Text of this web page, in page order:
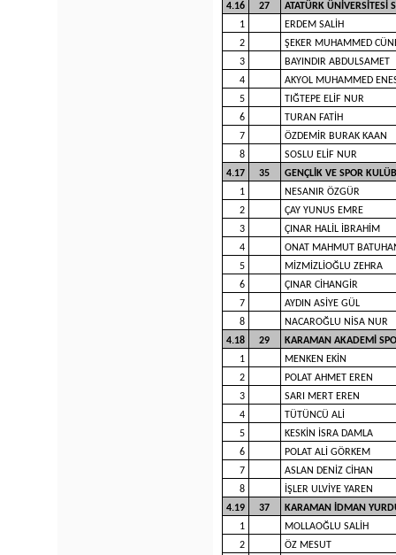
4.16
27
ATATÜRK ÜNİVERSİTESİ
1
ERDEM SALİH
2
ŞEKER MUHAMMED
3
BAYINDIR ABDULSAMET
4
AKYOL MUHAMMED
5
TIĞTEPE ELİF NUR
6
TURAN FATİH
7
ÖZDEMİR BURAK KAAN
8
SOSLU ELİF NUR
4.17
35
GENÇLİK VE SPOR
1
NESANIR ÖZGÜR
2
ÇAY YUNUS EMRE
3
ÇINAR HALİL İBRAHİM
4
ONAT MAHMUT
5
MİZMİZLİOĞLU ZEHRA
6
ÇINAR CİHANGİR
7
AYDIN ASİYE GÜL
8
NACAROĞLU NİSA NUR
4.18
29
KARAMAN AKADEMİ
1
MENKEN EKİN
2
POLAT AHMET EREN
3
SARI MERT EREN
4
TÜTÜNCÜ ALİ
5
KESKİN İSRA DAMLA
6
POLAT ALİ GÖRKEM
7
ASLAN DENİZ CİHAN
8
İŞLER ULVİYE YAREN
4.19
37
KARAMAN İDMAN
1
MOLLAOĞLU SALİH
2
ÖZ MESUT